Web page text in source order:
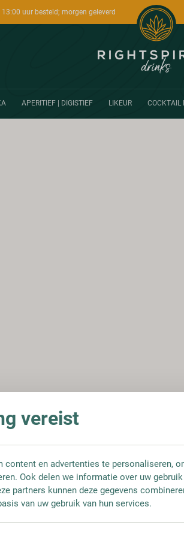
13:00 uur besteld; morgen geleverd
APERITIEF | DIGISTIEF LIKEUR COCKTAIL
vereist
content en advertenties te personaliseren,
Ook delen we informatie over uw
partners kunnen deze gegevens
van uw gebruik van hun services.